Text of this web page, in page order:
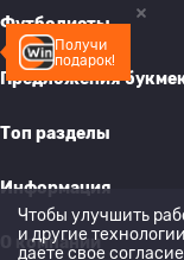
Получи
подарок!
Футболисты
Предложения
Топ разделы
Информация
О компании
Чтобы улучшить
и другие
даете свое